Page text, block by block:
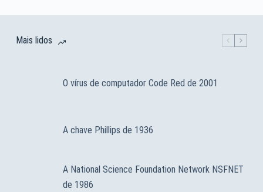
Mais lidos
O vírus de computador Code Red de 2001
A chave Phillips de 1936
A National Science Foundation Network NSFNET
de 1986